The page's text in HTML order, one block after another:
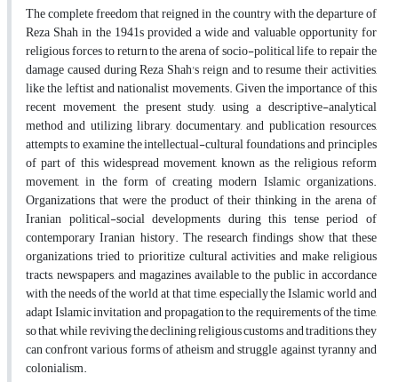
The complete freedom that reigned in the country with the departure of
Reza Shah in the 1941s provided a wide and valuable opportunity for
religious forces to return to the arena of socio-political life, to repair the
damage caused during Reza Shah's reign and to resume their activities,
like the leftist and nationalist movements. Given the importance of this
recent movement, the present study, using a descriptive-analytical
method and utilizing library, documentary, and publication resources,
attempts to examine the intellectual-cultural foundations and principles
of part of this widespread movement, known as the religious reform
movement, in the form of creating modern Islamic organizations.
Organizations that were the product of their thinking in the arena of
Iranian political-social developments during this tense period of
contemporary Iranian history. The research findings show that these
organizations tried to prioritize cultural activities and make religious
tracts, newspapers, and magazines available to the public in accordance
with the needs of the world at that time, especially the Islamic world and
adapt Islamic invitation and propagation to the requirements of the time,
so that, while reviving the declining religious customs and traditions, they
can confront various forms of atheism and struggle against tyranny and
colonialism.